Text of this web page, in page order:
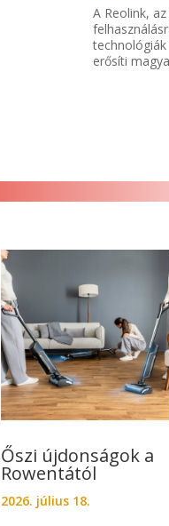
A Reolink,
erősíti
Őszi újdonságok a
Rowentától
2026. július 18.